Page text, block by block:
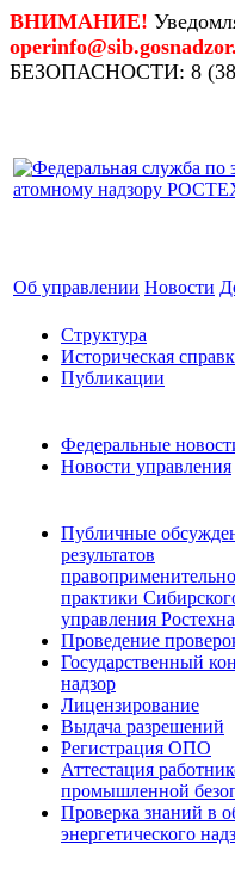
ВНИМАНИЕ!
БЕЗОПАСНОСТИ: 8
Об управлении Новости
Структура
Историческая
Публикации
Федеральные
Новости управления
Публичные
результатов
практики
управления
Проведение
Государственный
надзор
Лицензирование
Выдача разрешений
Регистрация ОПО
Аттестация
промышленной
Проверка знаний в
энергетического